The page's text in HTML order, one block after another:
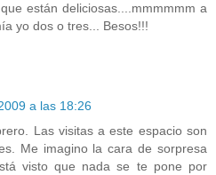
están deliciosas....mmmmmm a
yo dos o tres... Besos!!!
a las 18:26
Las visitas a este espacio son
Me imagino la cara de sorpresa
visto que nada se te pone por